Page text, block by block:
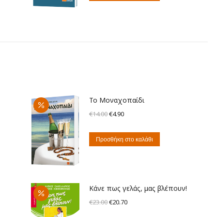
Το Μοναχοπαίδι
€14.00Original
was:
€4.90Η
τιμή
Προσθήκη στο καλάθι
Κάνε πως γελάς, μας βλέπουν!
€23.00Original
€20.70Η